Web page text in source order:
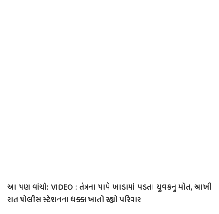
આ પણ વાંચો: VIDEO : તંત્રના પાપે ખાડામાં પડતા યુવકનું મોત, આખી
રાત પોલીસ સ્ટેશનના ધક્કા ખાતો રહ્યો પરિવાર